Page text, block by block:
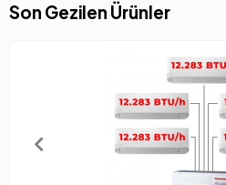
Son Gezilen Ürünler